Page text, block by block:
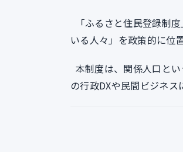
「ふるさと住民登録制
いる人々」を政策的に位
本制度は、関係人口と
の行政DXや民間ビジネス